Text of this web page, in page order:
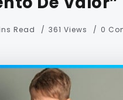
Read 361 Views 0